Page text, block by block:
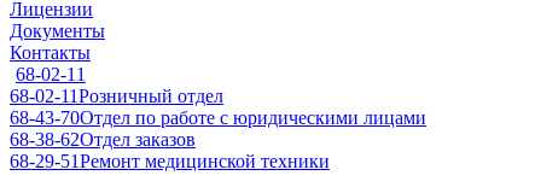
Лицензии
Документы
Контакты
68-02-11
68-02-11Розничный отдел
68-43-70Отдел по работе с юридическими лицами
68-38-62Отдел заказов
68-29-51Ремонт медицинской техники